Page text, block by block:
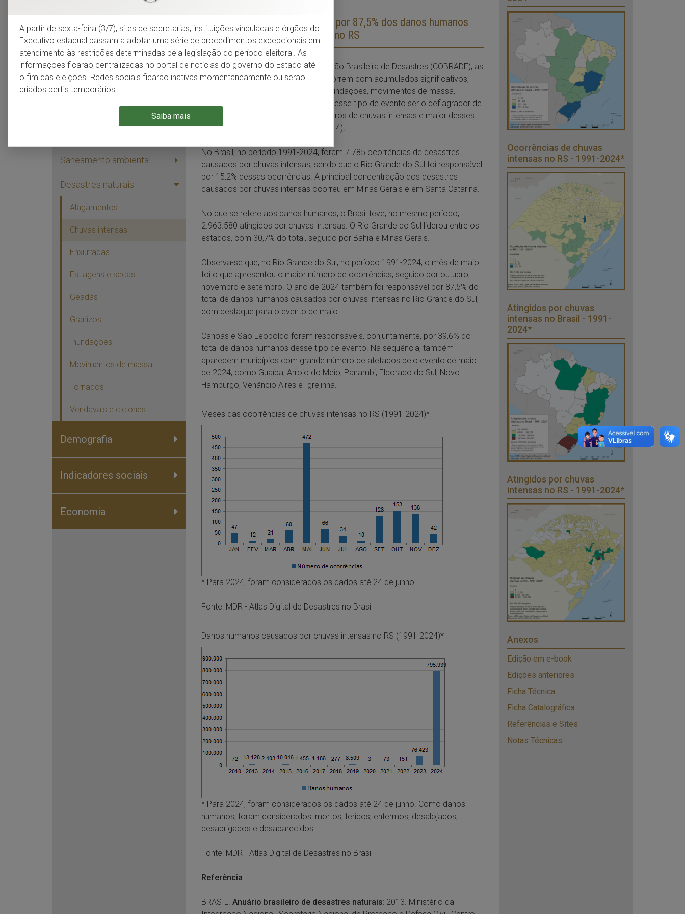
A partir de sexta-feira (3/7), sites de secretarias, instituições vinculadas e órgãos do
Executivo estadual passam a adotar uma série de procedimentos excepcionais em
atendimento às restrições determinadas pela legislação do período eleitoral. As
informações ficarão centralizadas no portal de notícias do governo do Estado até
o fim das eleições. Redes sociais ficarão inativas momentaneamente ou serão
criados perfis temporários.
Saiba mais
Meio ambiente
Grandes padrões de
paisagem
Patrimônio ambiental
Saneamento ambiental
Desastres naturais
Alagamentos
Chuvas intensas
Enxurradas
Estiagens e secas
Geadas
Granizos
Inundações
Movimentos de massa
Tornados
Vendavais e ciclones
Demografia
Indicadores sociais
Economia
O ano de 2024 foi responsável por 87,5% dos danos humanos
causados por chuvas intensas no RS
Segundo a Classificação e Codificação Brasileira de Desastres (COBRADE), as
chuvas intensas são “chuvas que ocorrem com acumulados significativos,
causando múltiplos desastres (ex: inundações, movimentos de massa,
enxurradas, etc.)”. Devido ao fato de esse tipo de evento ser o deflagrador de
outros, há um baixo número de registros de chuvas intensas e maior desses
outros tipos de eventos (BRASIL, 2014).
No Brasil, no período 1991-2024, foram 7.785 ocorrências de desastres
causados por chuvas intensas, sendo que o Rio Grande do Sul foi responsável
por 15,2% dessas ocorrências. A principal concentração dos desastres
causados por chuvas intensas ocorreu em Minas Gerais e em Santa Catarina.
No que se refere aos danos humanos, o Brasil teve, no mesmo período,
2.963.580 atingidos por chuvas intensas. O Rio Grande do Sul liderou entre os
estados, com 30,7% do total, seguido por Bahia e Minas Gerais.
Observa-se que, no Rio Grande do Sul, no período 1991-2024, o mês de maio
foi o que apresentou o maior número de ocorrências, seguido por outubro,
novembro e setembro. O ano de 2024 também foi responsável por 87,5% do
total de danos humanos causados por chuvas intensas no Rio Grande do Sul,
com destaque para o evento de maio.
Canoas e São Leopoldo foram responsáveis, conjuntamente, por 39,6% do
total de danos humanos desse tipo de evento. Na sequência, também
aparecem municípios com grande número de afetados pelo evento de maio
de 2024, como Guaíba, Arroio do Meio, Panambi, Eldorado do Sul, Novo
Hamburgo, Venâncio Aires e Igrejinha.
Meses das ocorrências de chuvas intensas no RS (1991-2024)*
* Para 2024, foram considerados os dados até 24 de junho.
Fonte: MDR - Atlas Digital de Desastres no Brasil
Danos humanos causados por chuvas intensas no RS (1991-2024)*
* Para 2024, foram considerados os dados até 24 de junho. Como danos
humanos, foram considerados: mortos, feridos, enfermos, desalojados,
desabrigados e desaparecidos.
Fonte: MDR - Atlas Digital de Desastres no Brasil
Referência
BRASIL. Anuário brasileiro de desastres naturais: 2013. Ministério da
Ocorrências de chuvas
intensas no RS - 1991-2024*
Atingidos por chuvas
intensas no Brasil - 1991-
2024*
Atingidos por chuvas
intensas no RS - 1991-2024*
Anexos
Edição em e-book
Edições anteriores
Ficha Técnica
Ficha Catalográfica
Referências e Sites
Notas Técnicas